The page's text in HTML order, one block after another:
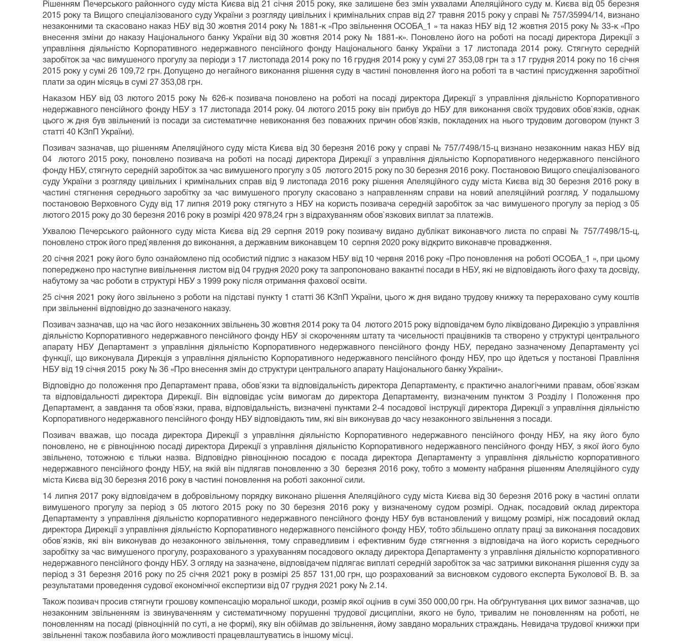
Рішенням Печерського районного суду міста Києва від 21 січня 2015 року, яке залишене без змін ухвалами Апеляційного суду м. Києва від 05 березня
2015 року та Вищого спеціалізованого суду України з розгляду цивільних і кримінальних справ від 27 травня 2015 року у справі № 757/35994/14, визнано
незаконними та скасовано наказ НБУ від 30 жовтня 2014 року № 1881-к «Про звільнення ОСОБА_1 » та наказ НБУ від 12 жовтня 2015 року № 33-к «Про
внесення зміни до наказу Національного банку України від 30 жовтня 2014 року № 1881-к». Поновлено його на роботі на посаді директора Дирекції з
управління діяльністю Корпоративного недержавного пенсійного фонду Національного банку України з 17 листопада 2014 року. Стягнуто середній
заробіток за час вимушеного прогулу за періоди з 17 листопада 2014 року по 16 грудня 2014 року у сумі 27 353,08 грн та з 17 грудня 2014 року по 16 січня
2015 року у сумі 26 109,72 грн. Допущено до негайного виконання рішення суду в частині поновлення його на роботі та в частині присудження заробітної
плати за один місяць в сумі 27 353,08 грн.
Наказом НБУ від 03 лютого 2015 року № 626-к позивача поновлено на роботі на посаді директора Дирекції з управління діяльністю Корпоративного
недержавного пенсійного фонду НБУ з 17 листопада 2014 року. 04 лютого 2015 року він прибув до НБУ для виконання своїх трудових обов`язків, однак
цього ж дня був звільнений із посади за систематичне невиконання без поважних причин обов`язків, покладених на нього трудовим договором (пункт 3
статті 40 КЗпП України).
Позивач зазначав, що рішенням Апеляційного суду міста Києва від 30 березня 2016 року у справі № 757/7498/15-ц визнано незаконним наказ НБУ від
04 лютого 2015 року, поновлено позивача на роботі на посаді директора Дирекції з управління діяльністю Корпоративного недержавного пенсійного
фонду НБУ, стягнуто середній заробіток за час вимушеного прогулу з 05 лютого 2015 року по 30 березня 2016 року. Постановою Вищого спеціалізованого
суду України з розгляду цивільних і кримінальних справ від 9 листопада 2016 року рішення Апеляційного суду міста Києва від 30 березня 2016 року в
частині стягнення середнього заробітку за час вимушеного прогулу скасовано з направленням справи на новий апеляційний розгляд. У подальшому
постановою Верховного Суду від 17 липня 2019 року стягнуто з НБУ на користь позивача середній заробіток за час вимушеного прогулу за період з 05
лютого 2015 року до 30 березня 2016 року в розмірі 420 978,24 грн з відрахуванням обов`язкових виплат за платежів.
Ухвалою Печерського районного суду міста Києва від 29 серпня 2019 року позивачу видано дублікат виконавчого листа по справі № 757/7498/15-ц,
поновлено строк його пред`явлення до виконання, а державним виконавцем 10 серпня 2020 року відкрито виконавче провадження.
20 січня 2021 року його було ознайомлено під особистий підпис з наказом НБУ від 10 червня 2016 року «Про поновлення на роботі ОСОБА_1 », при цьому
попереджено про наступне вивільнення листом від 04 грудня 2020 року та запропоновано вакантні посади в НБУ, які не відповідають його фаху та досвіду,
набутому за час роботи в структурі НБУ з 1999 року після отримання фахової освіти.
25 січня 2021 року його звільнено з роботи на підставі пункту 1 статті 36 КЗпП України, цього ж дня видано трудову книжку та перераховано суму коштів
при звільненні відповідно до зазначеного наказу.
Позивач зазначав, що на час його незаконних звільнень 30 жовтня 2014 року та 04 лютого 2015 року відповідачем було ліквідовано Дирекцію з управління
діяльністю Корпоративного недержавного пенсійного фонду НБУ зі скороченням штату та чисельності працівників та створено у структурі центрального
апарату НБУ Департамент з управління діяльністю Корпоративного недержавного пенсійного фонду НБУ, передано зазначеному Департаменту усі
функції, що виконувала Дирекція з управління діяльністю Корпоративного недержавного пенсійного фонду НБУ, про що йдеться у постанові Правління
НБУ від 19 січня 2015 року № 36 «Про внесення змін до структури центрального апарату Національного банку України».
Відповідно до положення про Департамент права, обов`язки та відповідальність директора Департаменту, є практично аналогічними правам, обов`язкам
та відповідальності директора Дирекції. Він відповідає усім вимогам до директора Департаменту, визначеним пунктом 3 Розділу І Положення про
Департамент, а завдання та обов`язки, права, відповідальність, визначені пунктами 2-4 посадової інструкції директора Дирекції з управління діяльністю
Корпоративного недержавного пенсійного фонду НБУ відповідають тим, які він виконував до часу незаконного звільнення з посади.
Позивач вважав, що посада директора Дирекції з управління діяльністю Корпоративного недержавного пенсійного фонду НБУ, на яку його було
поновлено, не є рівноцінною посаді директора Дирекції з управління діяльністю Корпоративного недержавного пенсійного фонду НБУ, з якої його було
звільнено, тотожною є тільки назва. Відповідно рівноцінною посадою є посада директора Департаменту з управління діяльністю корпоративного
недержавного пенсійного фонду НБУ, на якій він підлягав поновленню з 30 березня 2016 року, тобто з моменту набрання рішенням Апеляційного суду
міста Києва від 30 березня 2016 року в частині поновлення на роботі законної сили.
14 липня 2017 року відповідачем в добровільному порядку виконано рішення Апеляційного суду міста Києва від 30 березня 2016 року в частині оплати
вимушеного прогулу за період з 05 лютого 2015 року по 30 березня 2016 року у визначеному судом розмірі. Однак, посадовий оклад директора
Департаменту з управління діяльністю корпоративного недержавного пенсійного фонду НБУ був встановлений у вищому розмірі, ніж посадовий оклад
директора Дирекції з управління діяльністю Корпоративного недержавного пенсійного фонду НБУ, тобто збільшено оплату праці за виконання посадових
обов`язків, які він виконував до незаконного звільнення, тому справедливим і ефективним буде стягнення з відповідача на його користь середнього
заробітку за час вимушеного прогулу, розрахованого з урахуванням посадового окладу директора Департаменту з управління діяльністю корпоративного
недержавного пенсійного фонду НБУ. З огляду на зазначене, відповідачем підлягає виплаті середній заробіток за час затримки виконання рішення суду за
період з 31 березня 2016 року по 25 січня 2021 року в розмірі 25 857 131,00 грн, що розрахований за висновком судового експерта Буколової В. В. за
результатами проведення судової економічної експертизи від 07 грудня 2021 року № 2.14.
Також позивач просив стягнути грошову компенсацію моральної шкоди, розмір якої оцінив в сумі 350 000,00 грн. На обґрунтування цих вимог зазначав, що
незаконним звільненням із звинуваченням у систематичному порушенні трудової дисципліни, якого не було, тривалим не поновленням на роботі, не
поновленням на посаді (рівноцінній по суті, а не формі), яку він обіймав до звільнення, йому завдано моральних страждань. Невидача трудової книжки при
звільненні також позбавила його можливості працевлаштуватись в іншому місці.